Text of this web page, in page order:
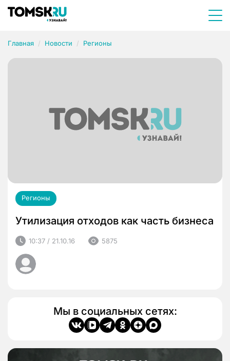
Главная Новости Регионы
Регионы
Утилизация отходов как часть бизнеса
10:37 / 21.10.16 5875
Мы в социальных сетях: